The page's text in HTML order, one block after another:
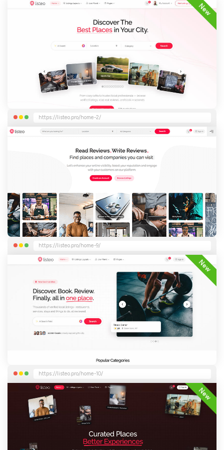
New
https://listeo.pro/home-2/
https://listeo.pro/home-9/
New
https://listeo.pro/home-10/
New